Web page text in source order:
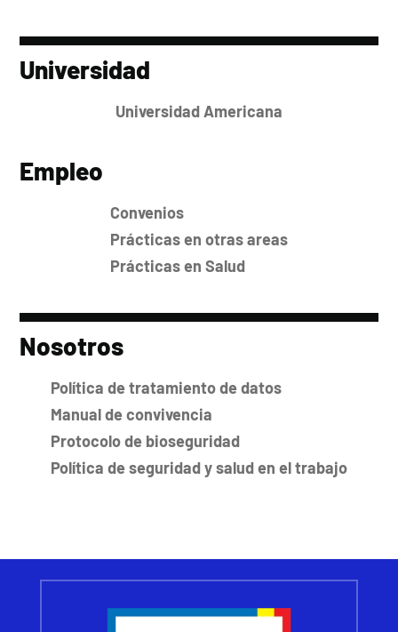
Universidad
Universidad Americana
Empleo
Convenios
Prácticas en otras areas
Prácticas en Salud
Nosotros
Política de tratamiento de datos
Manual de convivencia
Protocolo de bioseguridad
Política de seguridad y salud en el trabajo